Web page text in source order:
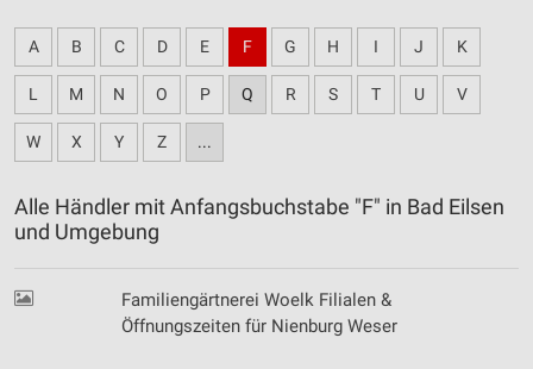
A B C D E F G H I J K
L M N O P Q R S T U V
W X Y Z ...
Alle Händler mit Anfangsbuchstabe "F" in Bad Eilsen
und Umgebung
Familiengärtnerei Woelk Filialen &
Öffnungszeiten für Nienburg Weser